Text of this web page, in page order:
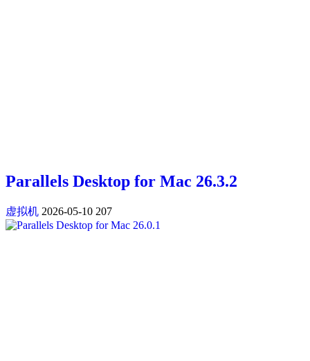
Parallels Desktop for Mac 26.3.2
虚拟机 2026-05-10 207